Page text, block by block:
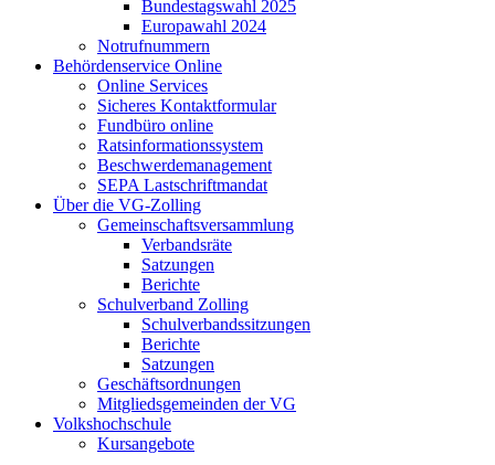
Bundestagswahl 2025
Europawahl 2024
Notrufnummern
Behördenservice Online
Online Services
Sicheres Kontaktformular
Fundbüro online
Ratsinformationssystem
Beschwerdemanagement
SEPA Lastschriftmandat
Über die VG-Zolling
Gemeinschaftsversammlung
Verbandsräte
Satzungen
Berichte
Schulverband Zolling
Schulverbandssitzungen
Berichte
Satzungen
Geschäftsordnungen
Mitgliedsgemeinden der VG
Volkshochschule
Kursangebote